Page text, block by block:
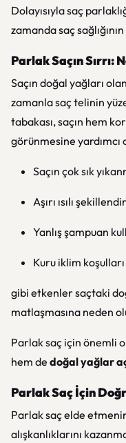
Dolayısıyla saç
zamanda saç
Parlak Saçın Sırrı:
Saçın doğal yağları
zamanla saç telinin
tabakası, saçın hem
görünmesine yardımcı
Saçın çok sık
Aşırı ısılı
Yanlış şampuan
Kuru iklim koşulları
gibi etkenler saçtaki
matlaşmasına neden
Parlak saç için önemli
hem de doğal yağlar
Parlak Saç İçin
Parlak saç elde
alışkanlıklarını